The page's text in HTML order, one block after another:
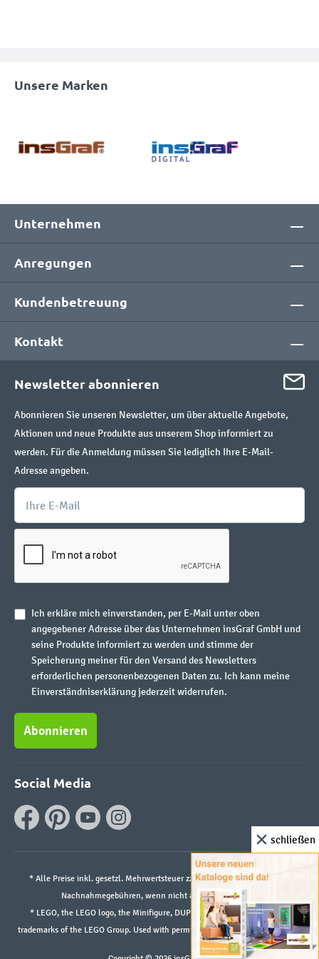
Unsere Marken
Unternehmen
Anregungen
Kundenbetreuung
Kontakt
Newsletter abonnieren
Abonnieren Sie unseren Newsletter, um über aktuelle Angebote,
Aktionen und neue Produkte aus unserem Shop informiert zu
werden. Für die Anmeldung müssen Sie lediglich Ihre E-Mail-
Adresse angeben.
Ich erkläre mich einverstanden, per E-Mail unter oben
angegebener Adresse über das Unternehmen insGraf GmbH und
seine Produkte informiert zu werden und stimme der
Speicherung meiner für den Versand des Newsletters
erforderlichen personenbezogenen Daten zu. Ich kann meine
Einverständniserklärung jederzeit widerrufen.
Abonnieren
Social Media
* Alle Preise inkl. gesetzl. Mehrwertsteuer zzgl.Versandkostenund ggf.
Nachnahmegebühren, wenn nicht anders angegeben.
* LEGO, the LEGO logo, the Minifigure, DUPLO, and the SPIKE logo are
trademarks of the LEGO Group. Used with permission. ©2026 The LEGO Group
schließen